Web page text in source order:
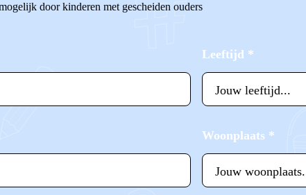
door kinderen met gescheiden ouders
Leeftijd *
Woonplaats *